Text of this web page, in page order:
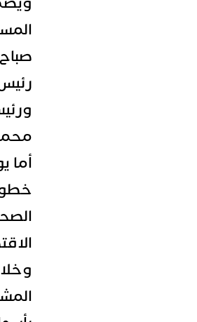
أما